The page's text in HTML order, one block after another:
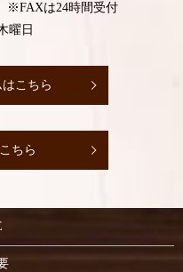
※FAXは24時間受付
曜日
こちら
ちら